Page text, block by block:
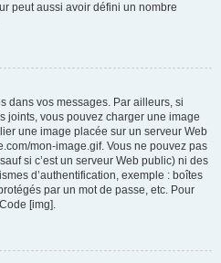
peut aussi avoir défini un nombre
dans vos messages. Par ailleurs, si
joints, vous pouvez charger une image
une image placée sur un serveur Web
mon-image.gif. Vous ne pouvez pas
si c’est un serveur Web public) ni des
d’authentification, exemple : boîtes
par un mot de passe, etc. Pour
[img].